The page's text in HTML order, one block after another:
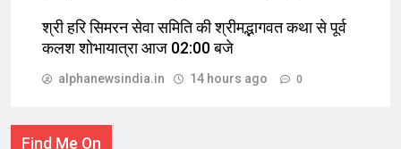
श्री हरि सिमरन सेवा समिति की श्रीमद्भागवत कथा से पूर्व
कलश शोभायात्रा आज 02:00 बजे
alphanewsindia.in 14 hours ago 0
Find Me On